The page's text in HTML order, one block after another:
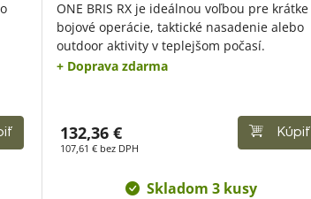
ONE BRIS RX je ideálnou voľbou pre krátke
bojové operácie, taktické nasadenie alebo
outdoor aktivity v teplejšom počasí.
+ Doprava zdarma
132,36 €
107,61 € bez DPH
Kúpiť
Skladom 3 kusy